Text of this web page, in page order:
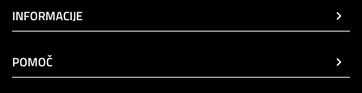
INFORMACIJE
POMOČ